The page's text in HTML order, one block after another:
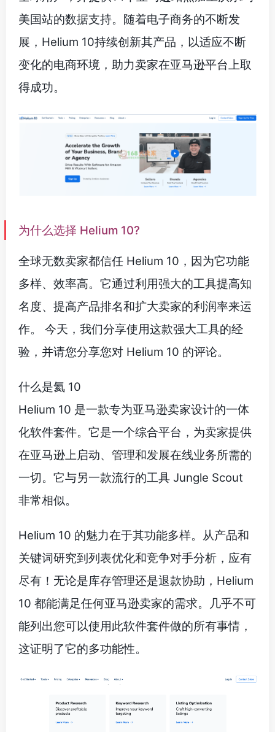
美国站的数据支持。随着电子商务的不断发
展，Helium 10持续创新其产品，以适应不断
变化的电商环境，助力卖家在亚马逊平台上取
得成功。
为什么选择 Helium 10?
全球无数卖家都信任 Helium 10，因为它功能
多样、效率高。它通过利用强大的工具提高知
名度、提高产品排名和扩大卖家的利润率来运
作。 今天，我们分享使用这款强大工具的经
验，并请您分享您对 Helium 10 的评论。
什么是氦 10
Helium 10 是一款专为亚马逊卖家设计的一体
化软件套件。它是一个综合平台，为卖家提供
在亚马逊上启动、管理和发展在线业务所需的
一切。它与另一款流行的工具 Jungle Scout
非常相似。
Helium 10 的魅力在于其功能多样。从产品和
关键词研究到列表优化和竞争对手分析，应有
尽有！无论是库存管理还是退款协助，Helium
10 都能满足任何亚马逊卖家的需求。几乎不可
能列出您可以使用此软件套件做的所有事情，
这证明了它的多功能性。